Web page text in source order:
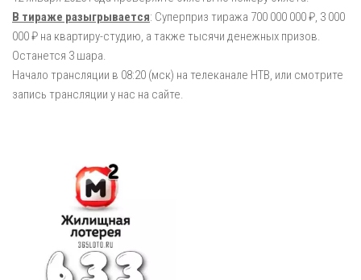
В тираже разыгрывается: Суперприз тиража 700 000 000 ₽, 3 000
000 ₽ на квартиру-студию, а также тысячи денежных призов.
Останется 3 шара.
Начало трансляции в 08:20 (мск) на телеканале НТВ, или смотрите
запись трансляции у нас на сайте.